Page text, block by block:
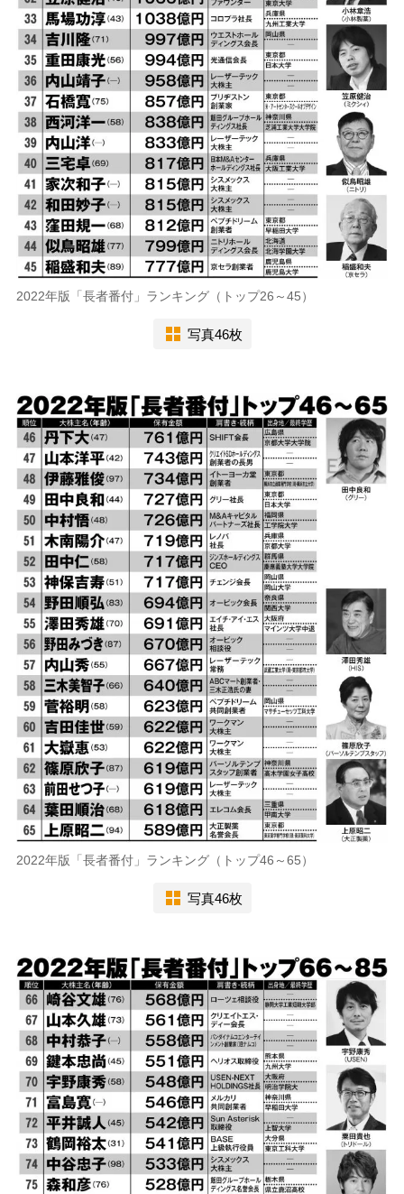
2022年版「長者番付」ランキング（トップ26～45）
写真46枚
2022年版「長者番付」ランキング（トップ46～65）
写真46枚